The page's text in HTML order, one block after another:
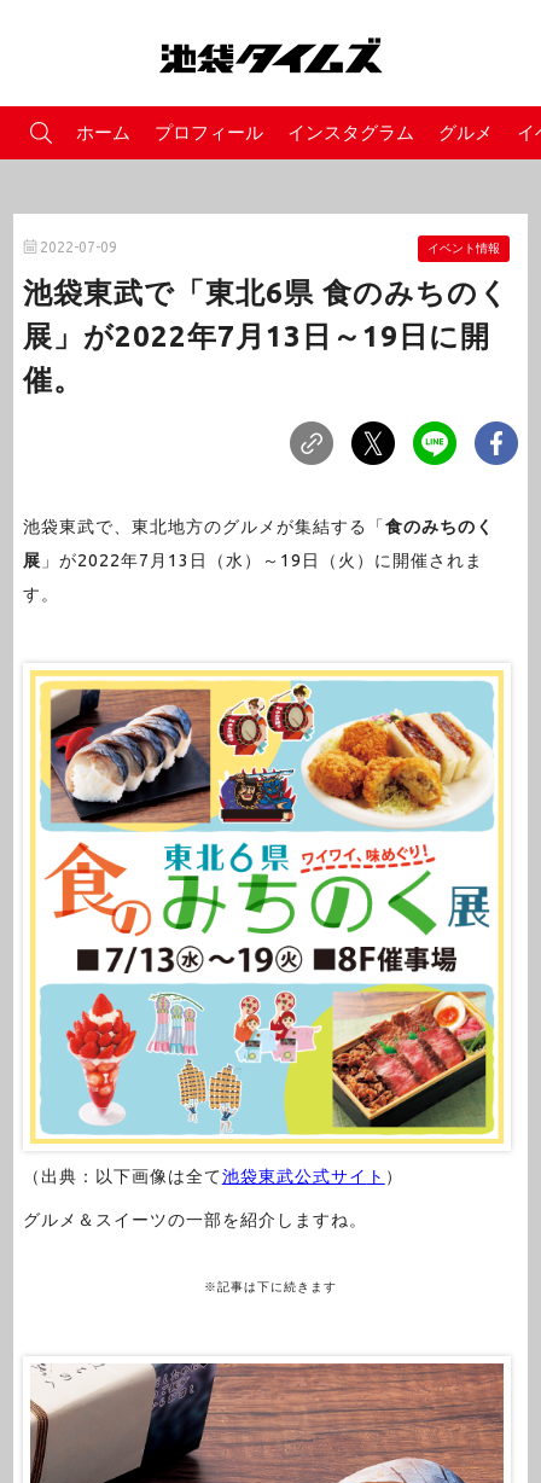
ホーム プロフィール インスタグラム グルメ イ
2022-07-09 イベント情報
池袋東武で「東北6県 食のみちのく
展」が2022年7月13日～19日に開
催。
池袋東武で、東北地方のグルメが集結する「食のみちのく
展 」が2022年7月13日（水）～19日（火）に開催されま
す。
（出典：以下画像は全て池袋東武公式サイ ト ）
グルメ＆スイーツの一部を紹介しますね。
※記事は下に続きます